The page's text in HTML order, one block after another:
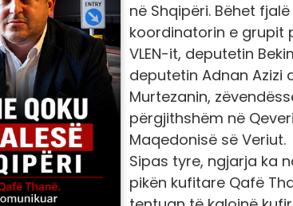
në Shqipëri. Bëhet
koordinatorin e grupit
VLEN-it, deputetin
deputetin Adnan Azizi
Murtezanin,
përgjithshëm në
Maqedonisë së Veriut.
Sipas tyre, ngjarja ka
pikën kufitare Qafë